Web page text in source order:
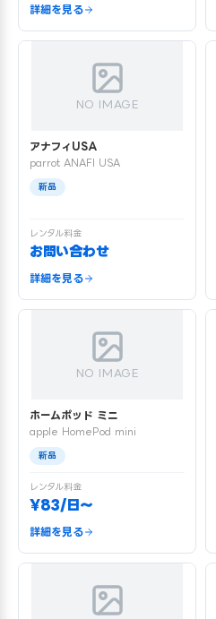
詳細を見る
NO IMAGE
アナフィUSA
parrot ANAFI USA
新品
レンタル料金
お問い合わせ
詳細を見る
NO IMAGE
ホームポッド ミニ
apple HomePod mini
新品
レンタル料金
¥83/日〜
詳細を見る